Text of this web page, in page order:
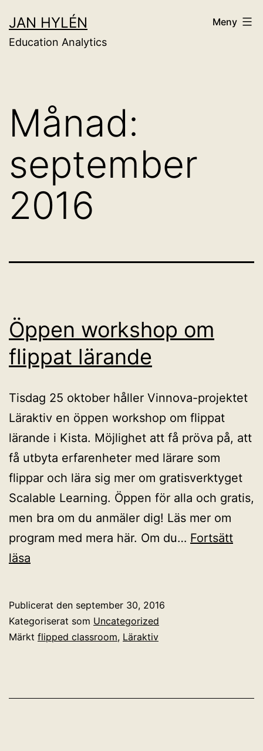
till
innehåll
JAN HYLÉN
Education Analytics
Meny
Månad:
september
2016
Öppen workshop om
flippat lärande
Tisdag 25 oktober håller Vinnova-projektet
Läraktiv en öppen workshop om flippat
lärande i Kista. Möjlighet att få pröva på, att
få utbyta erfarenheter med lärare som
flippar och lära sig mer om gratisverktyget
Scalable Learning. Öppen för alla och gratis,
men bra om du anmäler dig! Läs mer om
program med mera här. Om du… Fortsätt
läsa
flippat
lärande
Publicerat den september 30, 2016
Kategoriserat som Uncategorized
Märkt flipped classroom, Läraktiv